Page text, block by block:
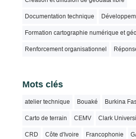
Documentation technique
Formation cartographie numérique et
Renforcement organisationnel
Mots clés
atelier technique Bouaké Burkina
Carto de terrain CEMV Clark
CRD Côte d'Ivoire Francophonie